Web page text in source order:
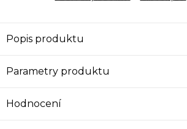
Popis produktu
Parametry produktu
Hodnocení